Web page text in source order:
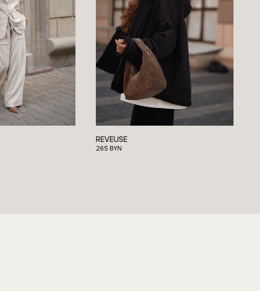
REVEUSE
265 BYN
+375 (29) 722 70 12
Контакты
ИП Кирина Ирина Михайловна
УНП 290 213 483
г. Брест, ул. Суворова 101 — 82
Регистрация в торговом реестре
№747427 от 23.04.2025
Режим работы: ежедневно с 8:00 до 22:00
УНП 290213483
г.Брест,
ул. Суворова, 101-82